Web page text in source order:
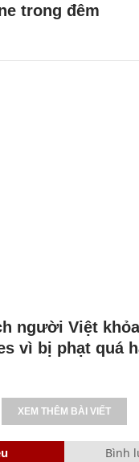
trong đêm
người Việt
vì bị phạt quá
XEM THÊM BÀI VIẾT
Bình